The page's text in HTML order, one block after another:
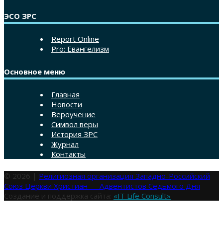
ЭСО ЗРС
Report Online
Pro: Евангелизм
Основное меню
Главная
Новости
Вероучение
Символ веры
История ЗРС
Журнал
Контакты
© 2026 | Религиозная организация Западно-Российский
Союз Церкви Христиан — Адвентистов Седьмого Дня
Создание и поддержка сайта: «IT Life Consult»